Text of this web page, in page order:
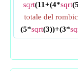
sqrt(11+(4*sqrt
totale del
(5*sqrt(3))+(3*